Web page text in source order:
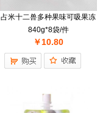
占米十二兽多种果味可吸果冻
840g*8袋/件
￥10.80